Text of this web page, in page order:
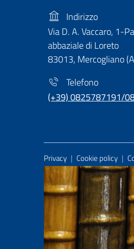
Indirizzo
Via D. A. Vaccaro, 1-
abbaziale di Loreto
83013, Mercogliano
Telefono
(+39) 0825787191/
Useful
Privacy | Cookie policy |